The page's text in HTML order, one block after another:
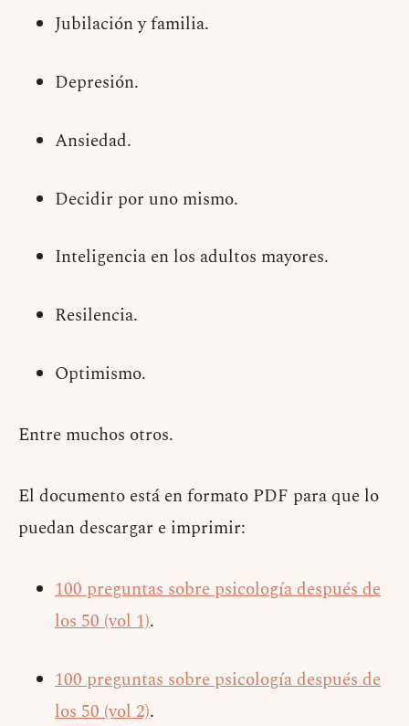
Jubilación y familia.
Depresión.
Ansiedad.
Decidir por uno mismo.
Inteligencia en los adultos mayores.
Resilencia.
Optimismo.
Entre muchos otros.
El documento está en formato PDF para que lo
puedan descargar e imprimir:
100 preguntas sobre psicología después de
los 50 (vol 1).
100 preguntas sobre psicología después de
los 50 (vol 2).